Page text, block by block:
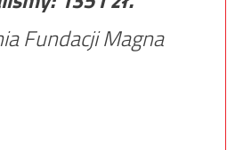
Fundacji Magna